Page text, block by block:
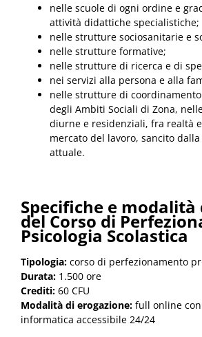
nelle scuole di ogni ordine e
attività didattiche specialistiche;
nelle strutture sociosanitarie e
nelle strutture formative;
nelle strutture di ricerca e di
nei servizi alla persona e alla
nelle strutture di
degli Ambiti Sociali di Zona,
diurne e residenziali, fra realtà
mercato del lavoro, sancito
attuale.
Specifiche e modalità
del Corso di
Psicologia Scolastica
Tipologia: corso di perfezionamento
Durata: 1.500 ore
Crediti: 60 CFU
Modalità di erogazione: full online
informatica accessibile 24/24